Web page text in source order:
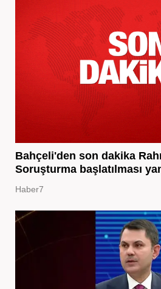
Bahçeli'den son dakika
Soruşturma başlatılması
Haber7